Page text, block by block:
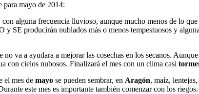
para mayo de 2014:
alguna frecuencia lluvioso, aunque mucho menos de lo
SE producirán nublados más o menos tempestuosos y
no va a ayudara a mejorar las cosechas en los secanos.
con cielos nubosos. Finalizará el mes con un clima casi
el mes de mayo se pueden sembrar, en Aragón, maíz,
este mes es importante también comenzar con los riegos.